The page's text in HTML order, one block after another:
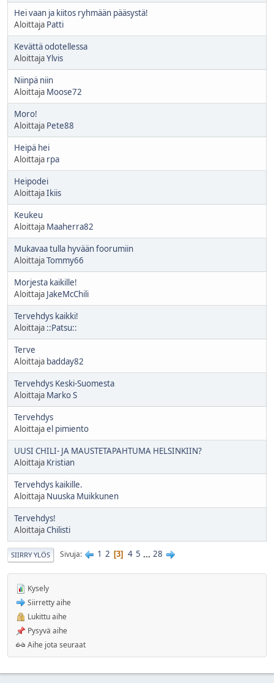
Hei vaan ja kiitos ryhmään pääsystä!
Aloittaja Patti
Kevättä odotellessa
AloittajaYlvis
Niinpä niin
Aloittaja Moose72
Moro!
Aloittaja Pete88
Heipä hei
Aloittaja rpa
Heipodei
AloittajaIkiis
Keukeu
Aloittaja Maaherra82
Mukavaa tulla hyvään foorumiin
AloittajaTommy66
Morjesta kaikille!
Aloittaja JakeMcChili
Tervehdys kaikki!
Aloittaja ::Patsu::
Terve
Aloittaja badday82
Tervehdys Keski-Suomesta
Aloittaja Marko S
Tervehdys
Aloittajael pimiento
UUSI CHILI- JA MAUSTETAPAHTUMA HELSINKIIN?
Aloittaja Kristian
Tervehdys kaikille.
Aloittaja Nuuska Muikkunen
Tervehdys!
AloittajaChilisti
SIIRRY YLÖS Sivuja 1 2 3 4 5 ... 28
Kysely
Siirretty aihe
Lukittu aihe
Pysyvä aihe
Aihe jota seuraat